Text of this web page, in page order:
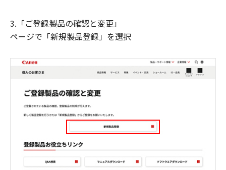
3.「ご登録製品の確認と変更」
ページで「新規製品登録」を選択